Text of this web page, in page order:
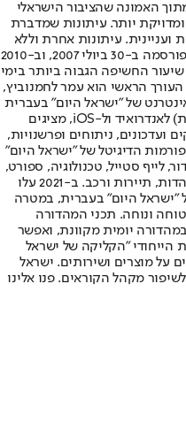
האמונה שהציבור הישראלי
ומדויקת יותר. עיתונות שמדברת
ועניינית. עיתונות אחרת וללא
תשלום. המהדורה המודפסת הראשונה פורסמה ב-30 ביולי 2007, וב-2010
החשיפה הגבוה ביותר בימי
העורך הראשי הוא עמר לחמנוביץ,
של "ישראל היום" בעברית
ובאנגלית, כמו כן היישומונים (אפליקציות) לאנדרואיד ול-iOS, מציגים
ועדכונים, ניתוחים ופרשנויות,
הדיגיטל של "ישראל היום"
לייף סטייל, טכנולוגיה, ספורט,
כלכלה וצרכנות, בריאות, חיילים, אוכל, יהדות, תיירות ורכב. ב-2021 עלו
"ישראל היום" בעברית, במטרה
ונוחה. תכני המהדורה
יומית מקוונת, ואפשר
הייחודי "הקליקה של ישראל
על מוצרים ושירותים. ישראל
מקהל הקוראים. פנו אלינו